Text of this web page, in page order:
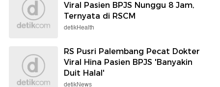
Viral Pasien BPJS Nunggu 8 Jam,
Ternyata di RSCM
detikHealth
RS Pusri Palembang Pecat Dokter
Viral Hina Pasien BPJS 'Banyakin
Duit Halal'
detikNews